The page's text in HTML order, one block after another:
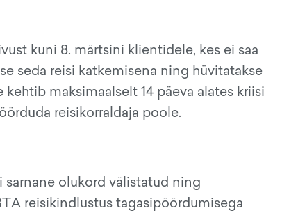
kuni 8. märtsini klientidele, kes ei saa
seda reisi katkemisena ning hüvitatakse
maksimaalselt 14 päeva alates kriisi
reisikorraldaja poole.
olukord välistatud ning
reisikindlustus tagasipöördumisega